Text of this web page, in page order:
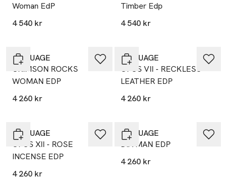
Woman EdP
4 540 kr
Timber Edp
4 540 kr
AMOUAGE
CRIMSON ROCKS
WOMAN EDP
4 260 kr
AMOUAGE
OPUS VII - RECKLESS
LEATHER EDP
4 260 kr
AMOUAGE
OPUS XII - ROSE
INCENSE EDP
4 260 kr
AMOUAGE
DIA MAN EDP
4 260 kr